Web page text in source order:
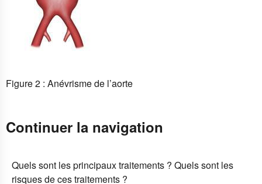
Figure 2 : Anévrisme de l’aorte
Continuer la navigation
Quels sont les principaux traitements ? Quels sont les
risques de ces traitements ?